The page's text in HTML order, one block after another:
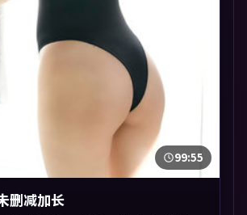
99:55
删减加长